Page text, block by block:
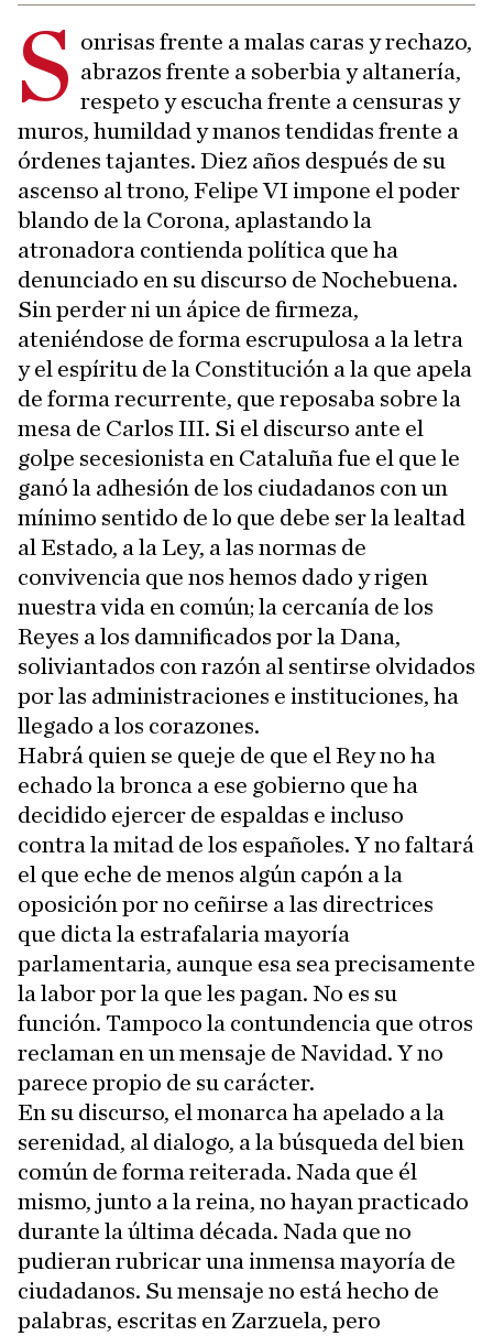
S onrisas frente a malas caras y rechazo,
abrazos frente a soberbia y altanería,
respeto y escucha frente a censuras y
muros, humildad y manos tendidas frente a
órdenes tajantes. Diez años después de su
ascenso al trono, Felipe VI impone el poder
blando de la Corona, aplastando la
atronadora contienda política que ha
denunciado en su discurso de Nochebuena.
Sin perder ni un ápice de firmeza,
ateniéndose de forma escrupulosa a la letra
y el espíritu de la Constitución a la que apela
de forma recurrente, que reposaba sobre la
mesa de Carlos III. Si el discurso ante el
golpe secesionista en Cataluña fue el que le
ganó la adhesión de los ciudadanos con un
mínimo sentido de lo que debe ser la lealtad
al Estado, a la Ley, a las normas de
convivencia que nos hemos dado y rigen
nuestra vida en común; la cercanía de los
Reyes a los damnificados por la Dana,
soliviantados con razón al sentirse olvidados
por las administraciones e instituciones, ha
llegado a los corazones.
Habrá quien se queje de que el Rey no ha
echado la bronca a ese gobierno que ha
decidido ejercer de espaldas e incluso
contra la mitad de los españoles. Y no faltará
el que eche de menos algún capón a la
oposición por no ceñirse a las directrices
que dicta la estrafalaria mayoría
parlamentaria, aunque esa sea precisamente
la labor por la que les pagan. No es su
función. Tampoco la contundencia que otros
reclaman en un mensaje de Navidad. Y no
parece propio de su carácter.
En su discurso, el monarca ha apelado a la
serenidad, al dialogo, a la búsqueda del bien
común de forma reiterada. Nada que él
mismo, junto a la reina, no hayan practicado
durante la última década. Nada que no
pudieran rubricar una inmensa mayoría de
ciudadanos. Su mensaje no está hecho de
palabras, escritas en Zarzuela, pero